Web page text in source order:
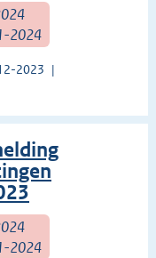
2024
2023
2024